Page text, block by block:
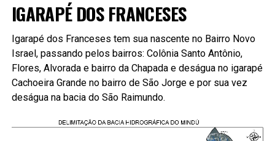
IGARAPÉ DOS FRANCESES
Igarapé dos Franceses tem sua nascente no Bairro Novo
Israel, passando pelos bairros: Colônia Santo Antônio,
Flores, Alvorada e bairro da Chapada e deságua no igarapé
Cachoeira Grande no bairro de São Jorge e por sua vez
deságua na bacia do São Raimundo.